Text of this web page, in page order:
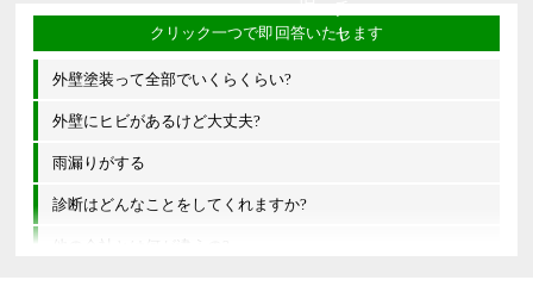
外壁塗装って全部でいくらくらい?
外壁にヒビがあるけど大丈夫?
雨漏りがする
診断はどんなことをしてくれますか?
他の会社とは何が違うの?